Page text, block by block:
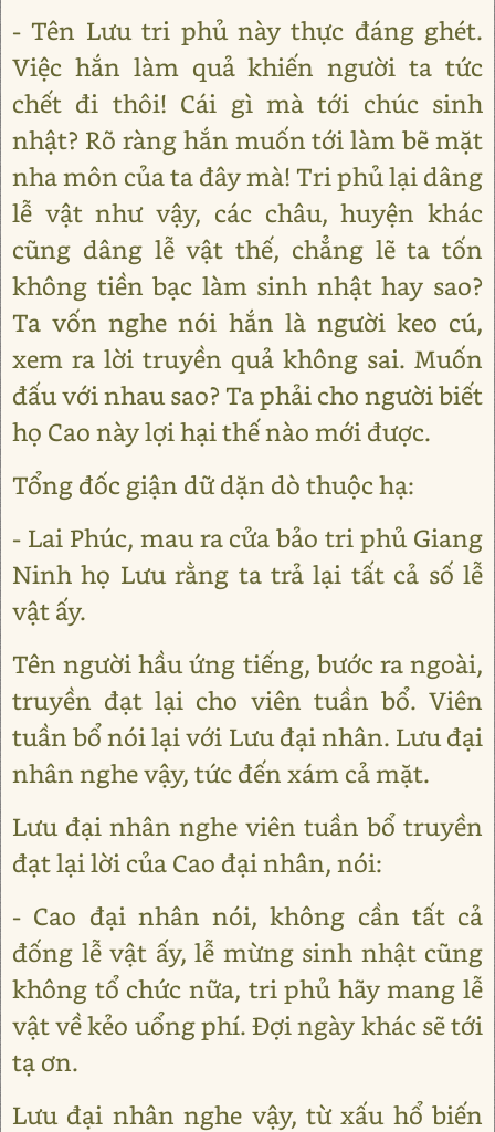
- Tên Lưu tri phủ này thực đáng ghét.
Việc hắn làm quả khiến người ta tức
chết đi thôi! Cái gì mà tới chúc sinh
nhật? Rõ ràng hắn muốn tới làm bẽ mặt
nha môn của ta đây mà! Tri phủ lại dâng
lễ vật như vậy, các châu, huyện khác
cũng dâng lễ vật thế, chẳng lẽ ta tốn
không tiền bạc làm sinh nhật hay sao?
Ta vốn nghe nói hắn là người keo cú,
xem ra lời truyền quả không sai. Muốn
đấu với nhau sao? Ta phải cho người biết
họ Cao này lợi hại thế nào mới được.
Tổng đốc giận dữ dặn dò thuộc hạ:
- Lai Phúc, mau ra cửa bảo tri phủ Giang
Ninh họ Lưu rằng ta trả lại tất cả số lễ
vật ấy.
Tên người hầu ứng tiếng, bước ra ngoài,
truyền đạt lại cho viên tuần bổ. Viên
tuần bổ nói lại với Lưu đại nhân. Lưu đại
nhân nghe vậy, tức đến xám cả mặt.
Lưu đại nhân nghe viên tuần bổ truyền
đạt lại lời của Cao đại nhân, nói:
- Cao đại nhân nói, không cần tất cả
đống lễ vật ấy, lễ mừng sinh nhật cũng
không tổ chức nữa, tri phủ hãy mang lễ
vật về kẻo uổng phí. Đợi ngày khác sẽ tới
tạ ơn.
Lưu đại nhân nghe vậy, từ xấu hổ biến